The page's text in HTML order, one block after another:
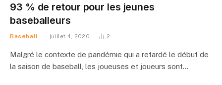
93 % de retour pour les jeunes
baseballeurs
Baseball juillet 4, 2020 2
Malgré le contexte de pandémie qui a retardé le début de
la saison de baseball, les joueuses et joueurs sont…